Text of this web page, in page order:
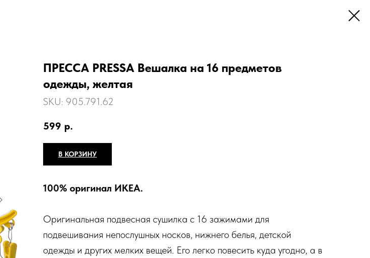
ПРЕССА PRESSA Вешалка на 16 предметов
одежды, желтая
SKU: 905.791.62
599 р.
В КОРЗИНУ
100% оригинал ИКЕА.
Оригинальная подвесная сушилка с 16 зажимами для
подвешивания непослушных носков, нижнего белья, детской
одежды и других мелких вещей. Его легко повесить куда угодно, а в